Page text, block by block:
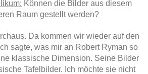
Können die Bilder aus diesem
Raum gestellt werden?
Da kommen wir wieder auf den
sagte, was mir an Robert Ryman so
klassische Dimension. Seine Bilder
Tafelbilder. Ich möchte sie nicht